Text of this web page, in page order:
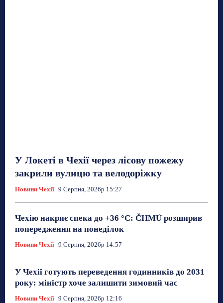
У Локеті в Чехії через лісову пожежу
закрили вулицю та велодоріжку
Новини Чехії 9 Серпня, 2026р 15:27
Чехію накриє спека до +36 °C: ČHMÚ розширив
попередження на понеділок
Новини Чехії 9 Серпня, 2026р 14:57
У Чехії готують переведення годинників до 2031
року: міністр хоче залишити зимовий час
Новини Чехії 9 Серпня, 2026р 12:16